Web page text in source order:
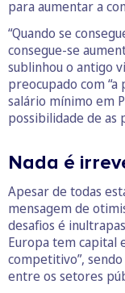
para aumentar a
“Quando se
consegue-se
sublinhou o antigo
preocupado com
salário mínimo em
possibilidade de as
Nada é
Apesar de todas
mensagem de
desafios é
Europa tem capital
competitivo”,
entre os setores